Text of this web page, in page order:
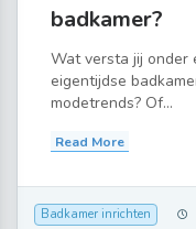
badkamer?
Wat versta jij onder
eigentijdse
modetrends? Of...
Read More
Badkamer inrichten